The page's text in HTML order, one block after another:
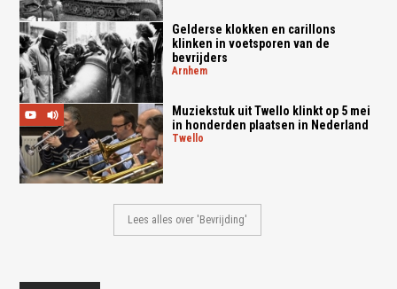
Gelderse klokken en carillons
klinken in voetsporen van de
bevrijders
arnhem
Muziekstuk uit Twello klinkt op 5 mei
in honderden plaatsen in Nederland
twello
Lees alles over 'Bevrijding'